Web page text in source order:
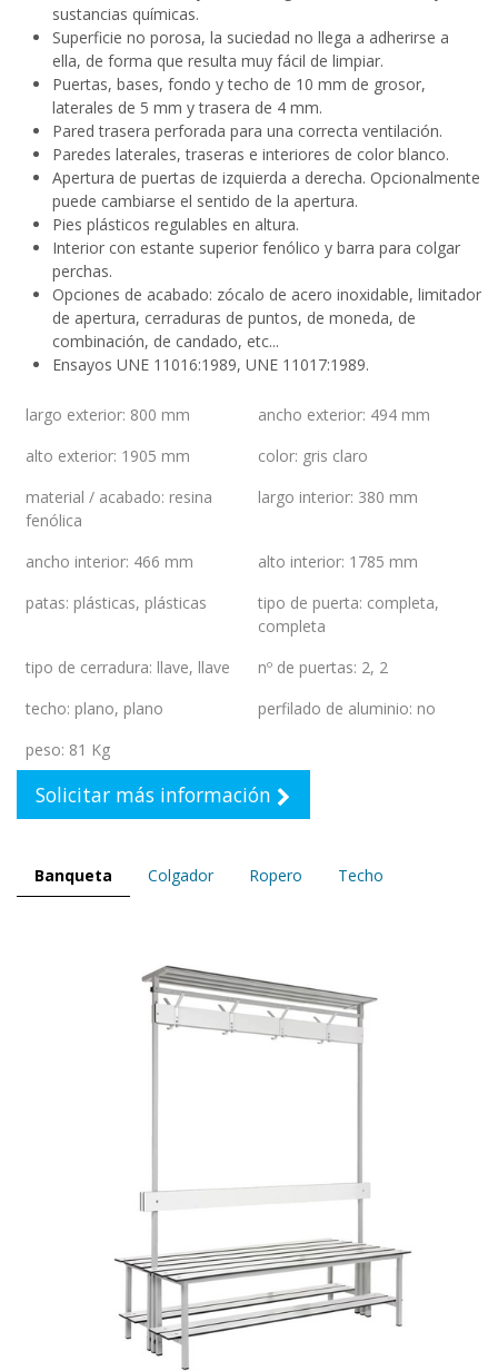
sustancias químicas.
Superficie no porosa, la suciedad no llega a adherirse a
ella, de forma que resulta muy fácil de limpiar.
Puertas, bases, fondo y techo de 10 mm de grosor,
laterales de 5 mm y trasera de 4 mm.
Pared trasera perforada para una correcta ventilación.
Paredes laterales, traseras e interiores de color blanco.
Apertura de puertas de izquierda a derecha. Opcionalmente
puede cambiarse el sentido de la apertura.
Pies plásticos regulables en altura.
Interior con estante superior fenólico y barra para colgar
perchas.
Opciones de acabado: zócalo de acero inoxidable, limitador
de apertura, cerraduras de puntos, de moneda, de
combinación, de candado, etc...
Ensayos UNE 11016:1989, UNE 11017:1989.
largo exterior: 800 mm ancho exterior: 494 mm
alto exterior: 1905 mm color: gris claro
material / acabado: resina
fenólica
largo interior: 380 mm
ancho interior: 466 mm alto interior: 1785 mm
patas: plásticas, plásticas tipo de puerta: completa,
completa
tipo de cerradura: llave, llave nº de puertas: 2, 2
techo: plano, plano perfilado de aluminio: no
peso: 81 Kg
Solicitar más información
Banqueta Colgador Ropero Techo